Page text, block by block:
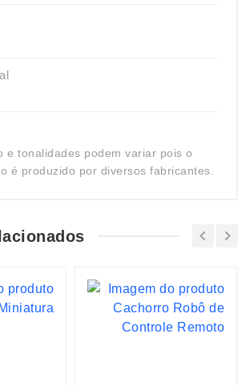
e tonalidades podem variar pois o
é produzido por diversos fabricantes.